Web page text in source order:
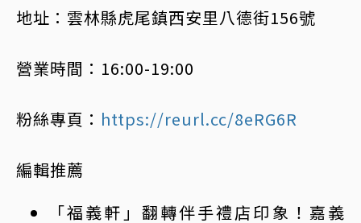
地址：雲林縣虎尾鎮西安里八德街156號
營業時間：16:00-19:00
粉絲專頁： https://reurl.cc/8eRG6R
編輯推薦
「福義軒」翻轉伴手禮店印象！嘉義